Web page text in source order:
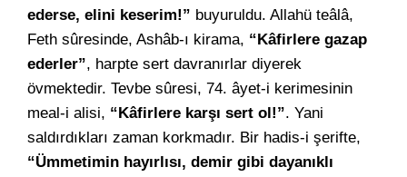
ederse, elini keserim!” buyuruldu. Allahü teâlâ,
Feth sûresinde, Ashâb-ı kirama, “Kâfirlere gazap
ederler”, harpte sert davranırlar diyerek
övmektedir. Tevbe sûresi, 74. âyet-i kerimesinin
meal-i alisi, “Kâfirlere karşı sert ol!”. Yani
saldırdıkları zaman korkmadır. Bir hadis-i şerifte,
“Ümmetimin hayırlısı, demir gibi dayanıklı